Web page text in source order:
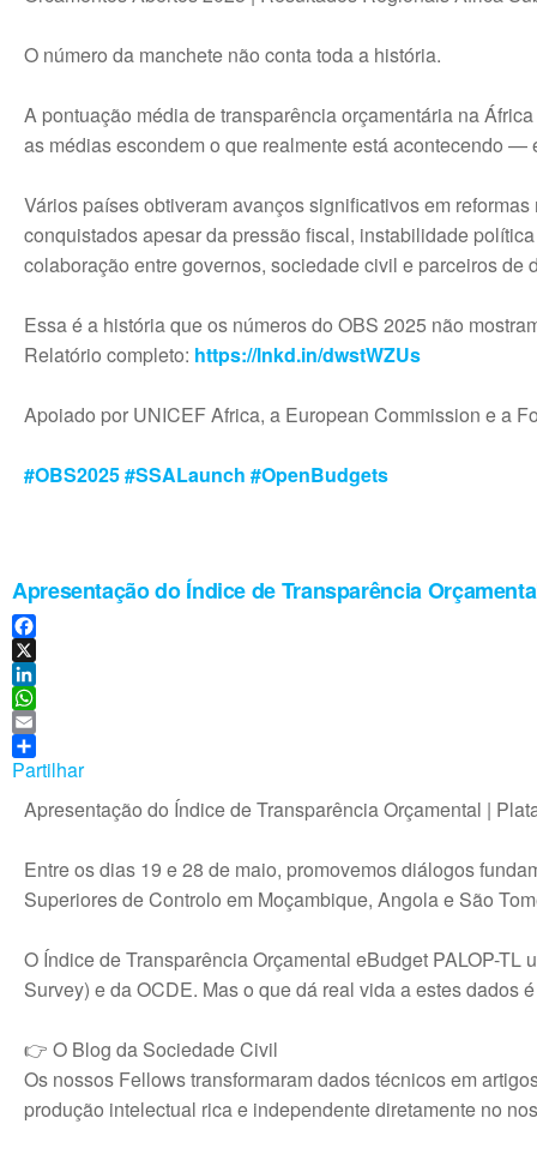
O número da manchete não conta toda a história.
A pontuação média de transparência orçamentária na
as médias escondem o que realmente está acontecendo
Vários países obtiveram avanços significativos em
conquistados apesar da pressão fiscal, instabilidade
colaboração entre governos, sociedade civil e parceiros
Essa é a história que os números do OBS 2025 não
Relatório completo: https://lnkd.in/dwstWZUs
Apoiado por UNICEF Africa, a European Commission e a
#OBS2025#SSALaunch #OpenBudgets
Apresentação do Índice de Transparência
F
a
c
e
b
o
X
L
i
n
k
W
h
a
E
m
Partilhar
Apresentação do Índice de Transparência Orçamental |
Entre os dias 19 e 28 de maio, promovemos diálogos
Superiores de Controlo em Moçambique, Angola e São
O Índice de Transparência Orçamental eBudget PALOP-
Survey) e da OCDE. Mas o que dá real vida a estes dados
👉 O Blog da Sociedade Civil
Os nossos Fellows transformaram dados técnicos em
produção intelectual rica e independente diretamente no